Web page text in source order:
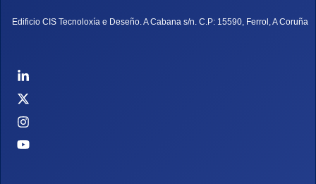
Edificio CIS Tecnoloxía e Deseño. A Cabana s/n. C.P: 15590, Ferrol, A Coruña